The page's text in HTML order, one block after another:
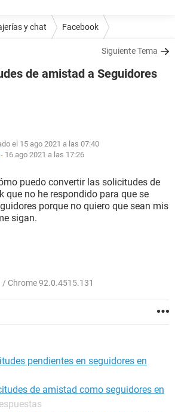
y chat Facebook
Siguiente Tema
de amistad a Seguidores
el 15 ago 2021 a las 07:40
- 16 ago 2021 a las 17:26
puedo convertir las solicitudes de
que no he respondido para que se
porque no quiero que sean mis
sigan.
/ Chrome 92.0.4515.131
pendientes en seguidores en
de amistad como seguidores en